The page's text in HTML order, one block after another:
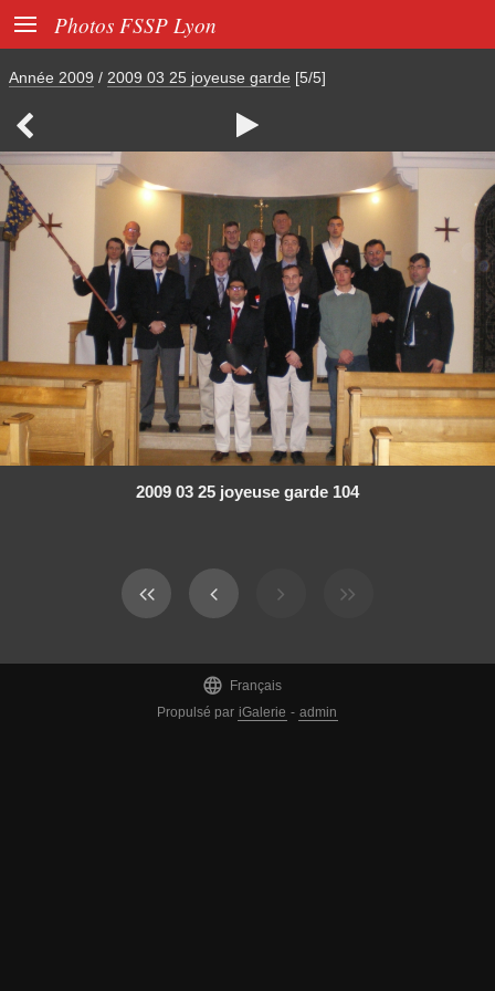
 Photos FSSP Lyon
Année 2009 / 2009 03 25 joyeuse garde [5/5]
 
2009 03 25 joyeuse garde 104

Français
Propulsé par iGalerie - admin